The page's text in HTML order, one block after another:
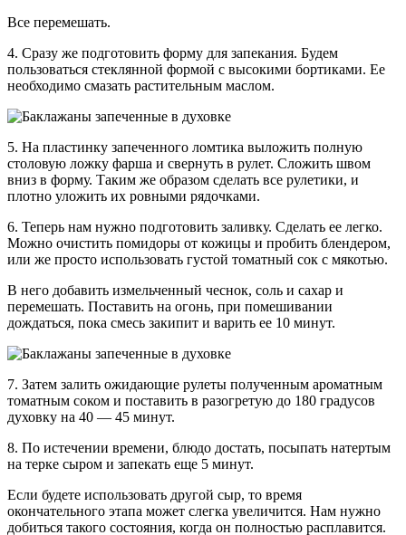
Все перемешать.
4. Сразу же подготовить форму для запекания. Будем
пользоваться стеклянной формой с высокими бортиками. Ее
необходимо смазать растительным маслом.
5. На пластинку запеченного ломтика выложить полную
столовую ложку фарша и свернуть в рулет. Сложить швом
вниз в форму. Таким же образом сделать все рулетики, и
плотно уложить их ровными рядочками.
6. Теперь нам нужно подготовить заливку. Сделать ее легко.
Можно очистить помидоры от кожицы и пробить блендером,
или же просто использовать густой томатный сок с мякотью.
В него добавить измельченный чеснок, соль и сахар и
перемешать. Поставить на огонь, при помешивании
дождаться, пока смесь закипит и варить ее 10 минут.
7. Затем залить ожидающие рулеты полученным ароматным
томатным соком и поставить в разогретую до 180 градусов
духовку на 40 — 45 минут.
8. По истечении времени, блюдо достать, посыпать натертым
на терке сыром и запекать еще 5 минут.
Если будете использовать другой сыр, то время
окончательного этапа может слегка увеличится. Нам нужно
добиться такого состояния, когда он полностью расплавится.